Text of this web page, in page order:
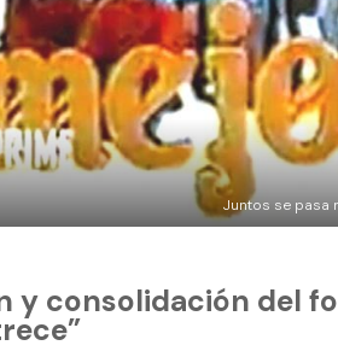
Juntos se pasa
y consolidación del